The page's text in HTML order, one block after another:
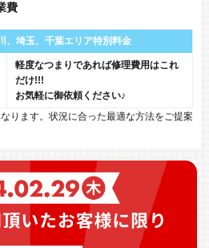
費
埼玉、千葉エリア特別料金
軽度なつまりであれば修理費用はこれ
だけ!!!
お気軽に御依頼ください♪
ります。状況に合った最適な方法をご提案